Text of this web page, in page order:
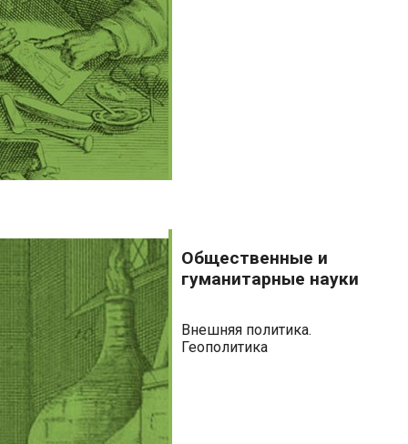
Общественные
и
гуманитарные
науки
Общественные и
гуманитарные науки
Внешняя политика.
Геополитика